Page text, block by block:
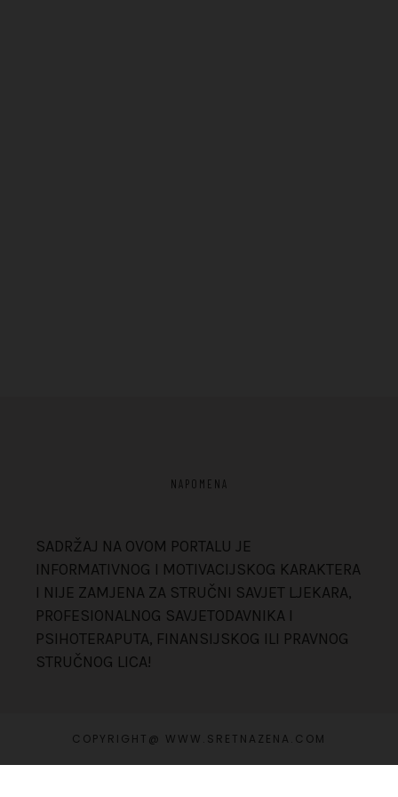
NAPOMENA
SADRŽAJ NA OVOM PORTALU JE
INFORMATIVNOG I MOTIVACIJSKOG KARAKTERA
I NIJE ZAMJENA ZA STRUČNI SAVJET LJEKARA,
PROFESIONALNOG SAVJETODAVNIKA I
PSIHOTERAPUTA, FINANSIJSKOG ILI PRAVNOG
STRUČNOG LICA!
COPYRIGHT@ WWW.SRETNAZENA.COM